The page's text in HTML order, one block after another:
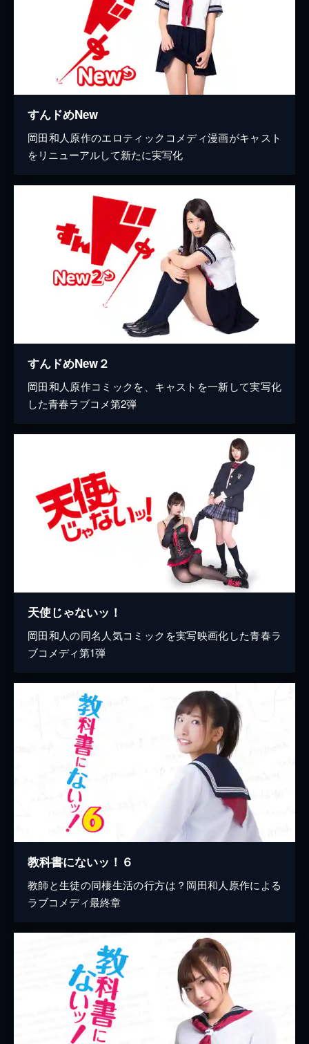
すんドめNew
岡田和人原作のエロティックコメディ漫画がキャスト
をリニューアルして新たに実写化
すんドめNew２
岡田和人原作コミックを、キャストを一新して実写化
した青春ラブコメ第2弾
天使じゃないッ！
岡田和人の同名人気コミックを実写映画化した青春ラ
ブコメディ第1弾
教科書にないッ！６
教師と生徒の同棲生活の行方は？岡田和人原作による
ラブコメディ最終章